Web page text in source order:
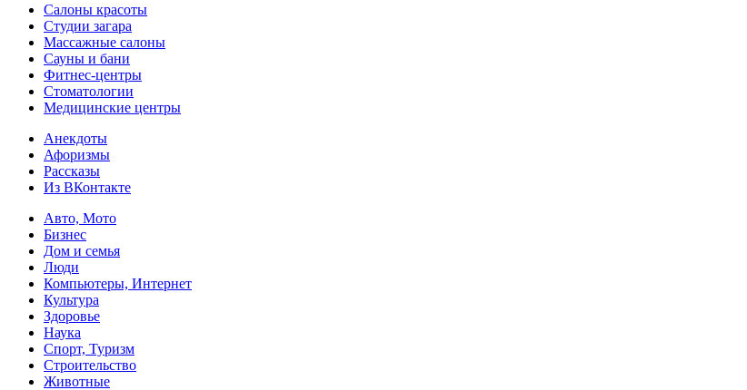
Салоны красоты
Студии загара
Массажные салоны
Сауны и бани
Фитнес-центры
Стоматологии
Медицинские центры
Анекдоты
Афоризмы
Рассказы
Из ВКонтакте
Авто, Мото
Бизнес
Дом и семья
Люди
Компьютеры, Интернет
Культура
Здоровье
Наука
Спорт, Туризм
Строительство
Животные